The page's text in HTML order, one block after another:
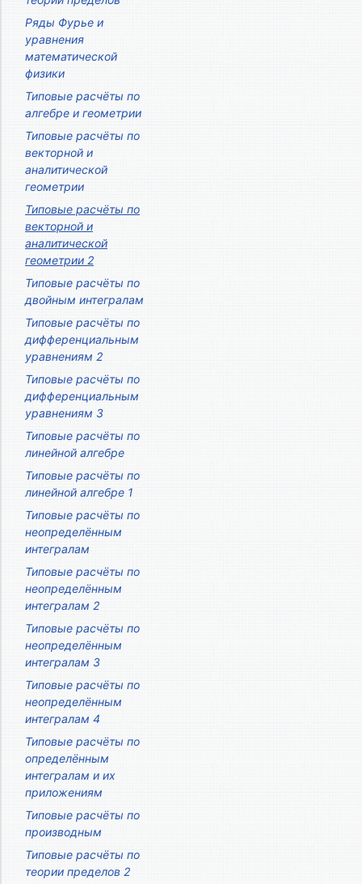
Ряды Фурье и
уравнения
математической
физики
Типовые расчёты по
алгебре и геометрии
Типовые расчёты по
векторной и
аналитической
геометрии
Типовые расчёты по
векторной и
аналитической
геометрии 2
Типовые расчёты по
двойным интегралам
Типовые расчёты по
дифференциальным
уравнениям 2
Типовые расчёты по
дифференциальным
уравнениям 3
Типовые расчёты по
линейной алгебре
Типовые расчёты по
линейной алгебре 1
Типовые расчёты по
неопределённым
интегралам
Типовые расчёты по
неопределённым
интегралам 2
Типовые расчёты по
неопределённым
интегралам 3
Типовые расчёты по
неопределённым
интегралам 4
Типовые расчёты по
определённым
интегралам и их
приложениям
Типовые расчёты по
производным
Типовые расчёты по
теории пределов 2